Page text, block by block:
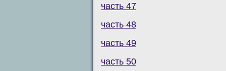
часть 47
часть 48
часть 49
часть 50